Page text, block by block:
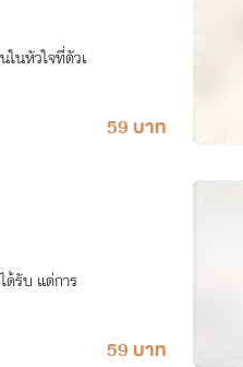
นหัวใจที่ตัวเ
59 บาท
รับ แต่การ
59 บาท